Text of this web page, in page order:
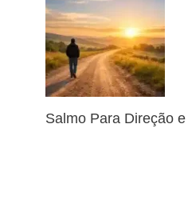
Salmo Para Direção